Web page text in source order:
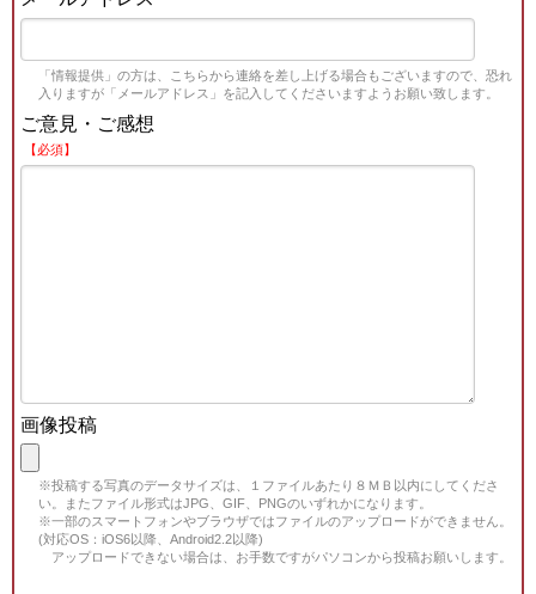
「情報提供」の方は、こちらから連絡を差し上げる場合もございますので、恐れ
入りますが「メールアドレス」を記入してくださいますようお願い致します。
ご意見・ご感想
【必須】
画像投稿
※投稿する写真のデータサイズは、１ファイルあたり８ＭＢ以内にしてくださ
い。またファイル形式はJPG、GIF、PNGのいずれかになります。
※一部のスマートフォンやブラウザではファイルのアップロードができません。
(対応OS：iOS6以降、Android2.2以降)
アップロードできない場合は、お手数ですがパソコンから投稿お願いします。